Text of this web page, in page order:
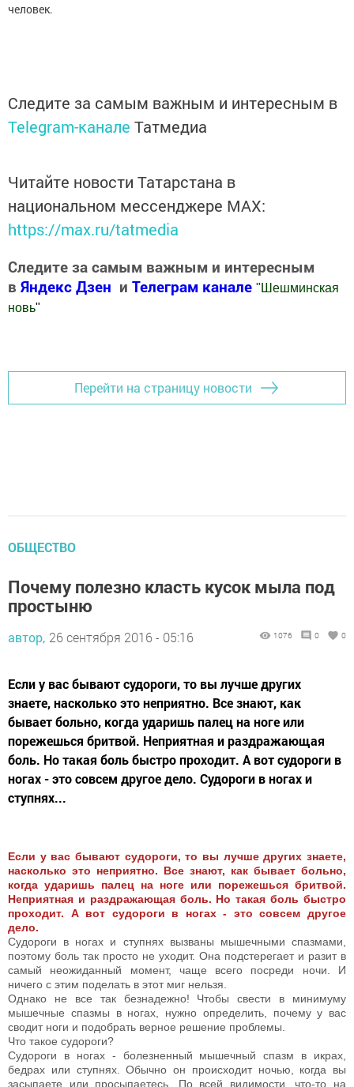
человек.
Следите за самым важным и интересным в
Telegram-канале Татмедиа
Читайте новости Татарстана в
национальном мессенджере MАХ:
https://max.ru/tatmedia
Следите за самым важным и интересным
в Яндекс Дзен и Телеграм канале " Шешминская
новь"
Перейти на страницу новости
ОБЩЕСТВО
Почему полезно класть кусок мыла под
простыню
автор, 26 сентября 2016 - 05:16 1076 0 0
Если у вас бывают судороги, то вы лучше других
знаете, насколько это неприятно. Все знают, как
бывает больно, когда ударишь палец на ноге или
порежешься бритвой. Неприятная и раздражающая
боль. Но такая боль быстро проходит. А вот судороги в
ногах - это совсем другое дело. Судороги в ногах и
ступнях...
Если у вас бывают судороги, то вы лучше других знаете,
насколько это неприятно. Все знают, как бывает больно,
когда ударишь палец на ноге или порежешься бритвой.
Неприятная и раздражающая боль. Но такая боль быстро
проходит. А вот судороги в ногах - это совсем другое
дело.
Судороги в ногах и ступнях вызваны мышечными спазмами,
поэтому боль так просто не уходит. Она подстерегает и разит в
самый неожиданный момент, чаще всего посреди ночи. И
ничего с этим поделать в этот миг нельзя.
Однако не все так безнадежно! Чтобы свести в минимуму
мышечные спазмы в ногах, нужно определить, почему у вас
сводит ноги и подобрать верное решение проблемы.
Что такое судороги?
Судороги в ногах - болезненный мышечный спазм в икрах,
бедрах или ступнях. Обычно он происходит ночью, когда вы
засыпаете или просыпаетесь. По всей видимости, что-то на